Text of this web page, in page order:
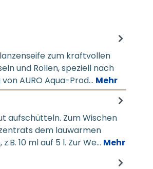
zum kraftvollen
und Rollen, speziell nach
AURO Aqua-Prod… Mehr
aufschütteln. Zum Wischen
dem lauwarmen
10 ml auf 5 l. Zur We… Mehr